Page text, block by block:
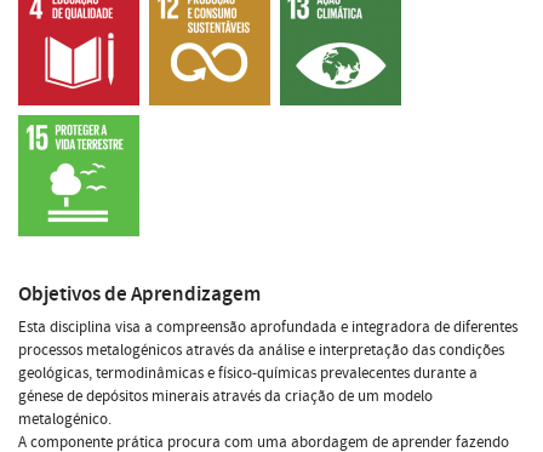
Objetivos de Aprendizagem
Esta disciplina visa a compreensão aprofundada e integradora de diferentes
processos metalogénicos através da análise e interpretação das condições
geológicas, termodinâmicas e físico-químicas prevalecentes durante a
génese de depósitos minerais através da criação de um modelo
metalogénico.
A componente prática procura com uma abordagem de aprender fazendo